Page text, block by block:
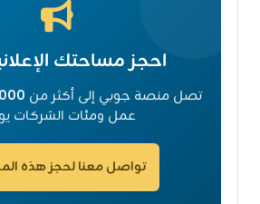
احجز مساحتك
تصل منصة جوبي إلى أكثر من
عمل ومئات الشركات
تواصل معنا لحجز هذه